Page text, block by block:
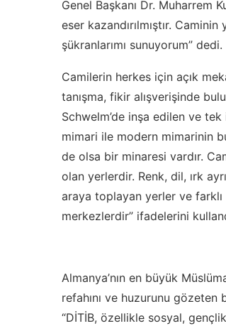
Genel Başkanı Dr. Muharrem
eser kazandırılmıştır.
şükranlarımı sunuyorum” dedi.
Camilerin herkes için açık
tanışma, fikir alışverişinde
Schwelm’de inşa edilen ve
mimari ile modern mimarinin
de olsa bir minaresi vardır.
olan yerlerdir. Renk, dil, ırk
araya toplayan yerler ve
merkezlerdir” ifadelerini
Almanya’nın en büyük
refahını ve huzurunu gözeten
“DİTİB, özellikle sosyal,